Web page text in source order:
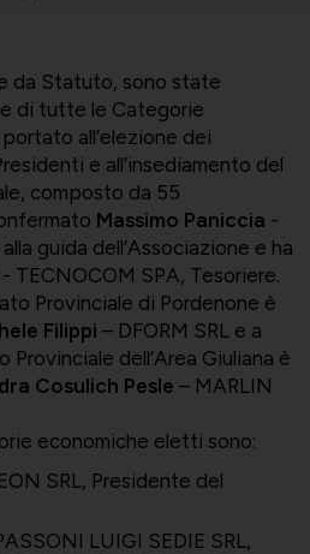
da Statuto, sono state
di tutte le Categorie
all’elezione dei
e all’insediamento del
composto da 55
Massimo Paniccia -
guida dell’Associazione e ha
- TECNOCOM SPA, Tesoriere.
Provinciale di Pordenone è
Filippi – DFORM SRL e a
dell’Area Giuliana è
Cosulich Pesle – MARLIN
economiche eletti sono:
SRL, Presidente del
LUIGI SEDIE SRL,
e risorse